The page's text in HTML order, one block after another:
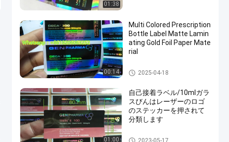
01:38
00:14
Multi Colored Prescription
Bottle Label Matte Lamin
ating Gold Foil Paper Mate
rial
10mL ガラスびんのラベル
2025-04-18
01:00
自己接着ラベル/10mlガラ
スびんはレーザーのロゴ
のステッカーを押されて
分類します
10mL ガラスびんのラベル
2023-05-17